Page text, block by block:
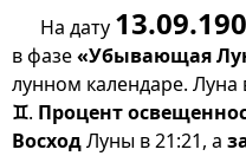
На дату
в фазе«Убывающая
лунном календаре. Луна
♊. Процент
ВосходЛуны в 21:21, а